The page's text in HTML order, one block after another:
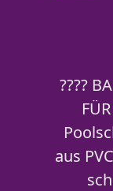
????
aus